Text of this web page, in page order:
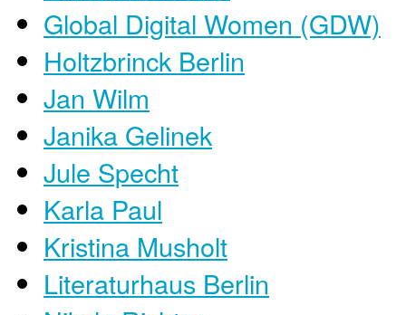
Global Digital Women (GDW)
Holtzbrinck Berlin
Jan Wilm
Janika Gelinek
Jule Specht
Karla Paul
Kristina Musholt
Literaturhaus Berlin